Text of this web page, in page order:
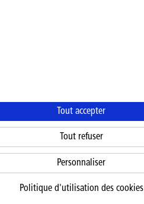
Tout accepter
Tout refuser
Personnaliser
Politique d'utilisation des cookies